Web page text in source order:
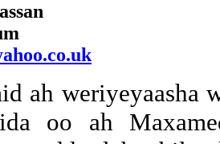
ah weriyeyaasha
oo ah